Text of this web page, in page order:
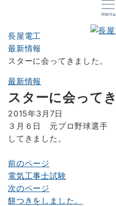
menu
長屋電工
最新情報
スターに会ってきました。
最新情報
スターに会って
2015年3月7日
３月６日 元プロ野球選手
してきました。
投
稿
ナ
前のページ
電気工事士試験
次のページ
餅つきをしました。